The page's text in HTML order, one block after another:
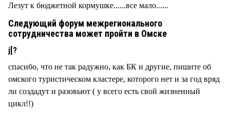
Лезут к бюджетной кормушке......все мало......
Следующий форум межрегионального
сотрудничества может пройти в Омске
j[?
спасибо, что не так радужно, как БК и другие, пишите об
омского туристическом кластере, которого нет и за год вряд
ли создадут и разовьют ( у всего есть свой жизненный
цикл!!)